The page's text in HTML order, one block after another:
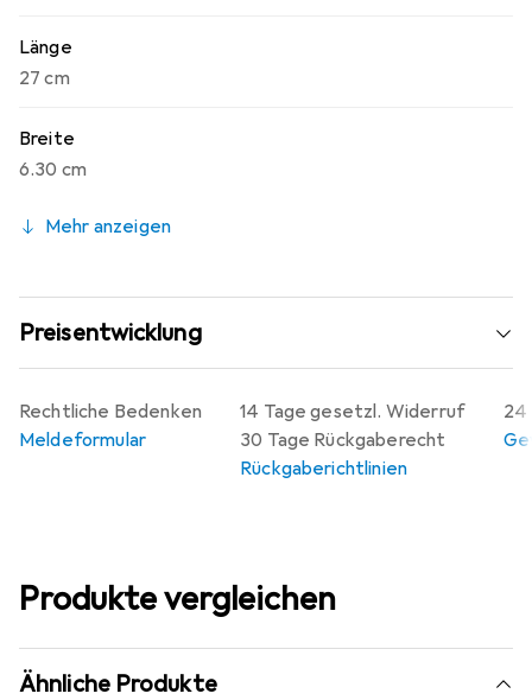
Länge
27 cm
Breite
6.30 cm
Mehr anzeigen
Preisentwicklung
14 Tage gesetzl. Widerruf
30 Tage Rückgaberecht
Rückgaberichtlinien
24
Rechtliche Bedenken
Meldeformular
Produkte vergleichen
Ähnliche Produkte